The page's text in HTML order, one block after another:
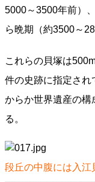
5000～3500年前）
ら晩期（約3500～
これらの貝塚は
件の史跡に指定され
からか世界遺産の構
る。
段丘の中腹には入江